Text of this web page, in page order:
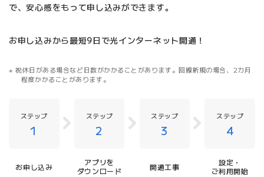
で、安心感をもって申し込みができます。
お申し込みから最短9日で光インターネット開通！
祝休日がある場合など日数がかかることがあります。回線新規の場合、2カ月
程度かかることがあります。
ステップ
1
お申し込み
ステップ
2
アプリを
ダウンロード
ステップ
3
開通工事
ステップ
4
設定・
ご利用開始